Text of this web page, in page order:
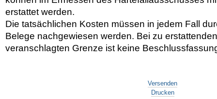
erstattet werden.
Die tatsächlichen Kosten müssen in jedem Fall
Belege nachgewiesen werden. Bei zu
veranschlagten Grenze ist keine
Versenden
Drucken